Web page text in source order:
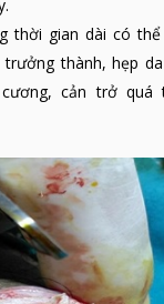
thời gian dài có
thành, hẹp
cản trở quá